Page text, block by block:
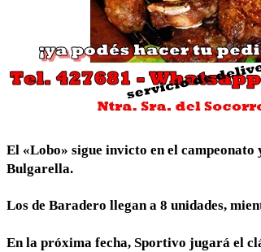
El «Lobo» sigue invicto en el
Bulgarella.
Los de Baradero llegan a 8 unidades,
En la próxima fecha, Sportivo jugará el